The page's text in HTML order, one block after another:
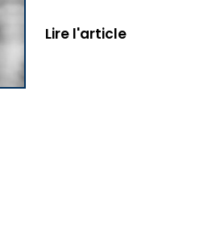
Lire l'article